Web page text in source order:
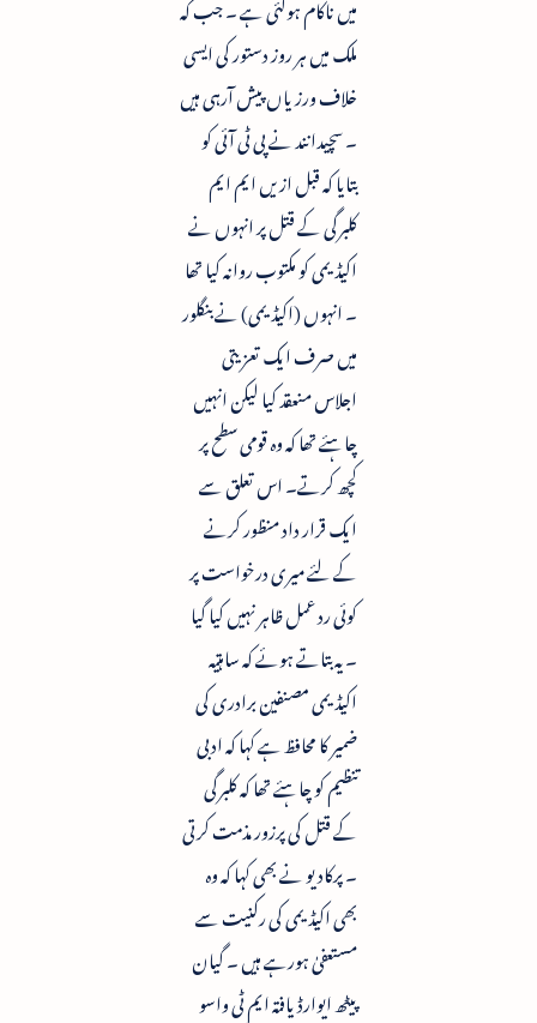
ملک میں ہر روز دستور کی ایسی
خلاف ورزیاں پیش آرہی ہیں
۔ سچیدا نند نے پی ٹی آئی کو
بتایا کہ قبل ازیں ایم ایم
کلبرگی کے قتل پر انہوں نے
اکیڈیمی کو مکتوب روانہ کیا تھا
۔ انہوں (اکیڈیمی) نے بنگلور
میں صرف ایک تعزیتی
اجلاس منعقد کیا لیکن انہیں
چاہئے تھا کہ وہ قومی سطح پر
کچھ کرتے۔ اس تعلق سے
ایک قرار داد منظور کرنے
کے لئے میری درخواست پر
کوئی رد عمل ظاہر نہیں کیا گیا
۔ یہ بتاتے ہوئے کہ ساہتیہ
اکیڈیمی مصنفین برادری کی
ضمیر کا محافظ ہے کہا کہ ادبی
تنظیم کو چاہئے تھا کہ کلبرگی
کے قتل کی پرزور مذمت کرتی
۔ پرکادیو نے بھی کہا کہ وہ
بھی اکیڈیمی کی رکنیت سے
مستعفیٰ ہورہے ہیں ۔ گیان
پیٹھ ایوارڈ یافتہ ایم ٹی واسو